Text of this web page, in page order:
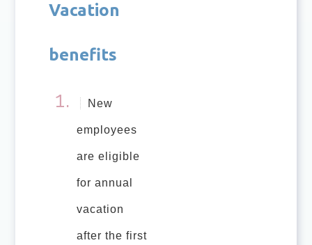
Vacation
benefits
New
employees
are eligible
for annual
vacation
after the first